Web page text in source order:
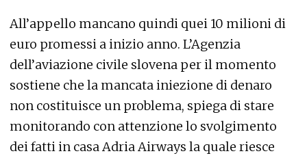
All’appello mancano quindi quei 10 milioni di
euro promessi a inizio anno. L’Agenzia
dell’aviazione civile slovena per il momento
sostiene che la mancata iniezione di denaro
non costituisce un problema, spiega di stare
monitorando con attenzione lo svolgimento
dei fatti in casa Adria Airways la quale riesce